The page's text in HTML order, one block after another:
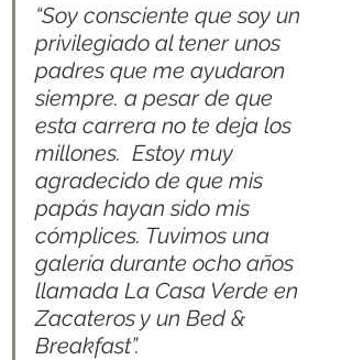
“Soy consciente que soy un
privilegiado al tener unos
padres que me ayudaron
siempre. a pesar de que
esta carrera no te deja los
millones.  Estoy muy
agradecido de que mis
papás hayan sido mis
cómplices. Tuvimos una
galería durante ocho años
llamada La Casa Verde en
Zacateros y un Bed &
Breakfast”.